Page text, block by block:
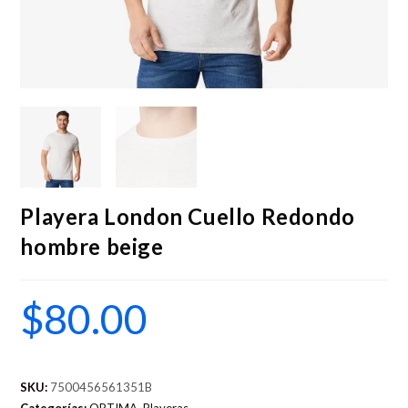
Playera London Cuello Redondo
hombre beige
$80.00
SKU: 7500456561351B